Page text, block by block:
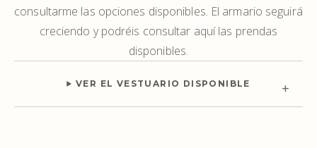
consultarme las opciones disponibles. El armario seguirá
creciendo y podréis consultar aquí las prendas
disponibles.
VER EL VESTUARIO DISPONIBLE